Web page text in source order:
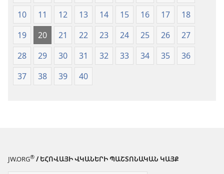
10
11 12 13 14 15 16 17
18
19
20 21 22 23 24 25 26
27
28
29 30 31 32 33 34 35
36
37
38 39 40
JW.ORG® / ԵՀՈՎԱՅԻ ՎԿԱՆԵՐԻ ՊԱՇՏՈՆԱԿԱՆ ԿԱՅՔ